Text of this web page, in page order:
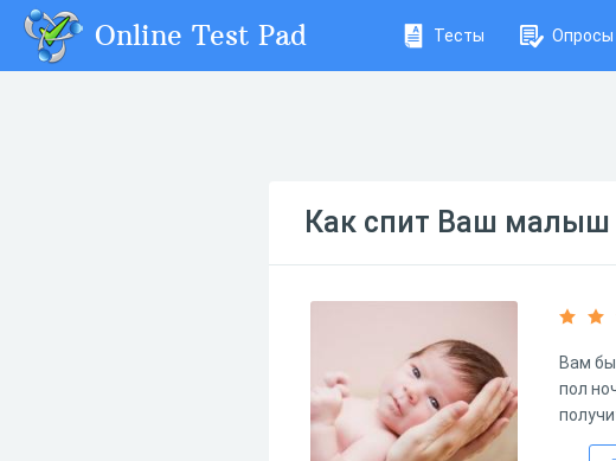
Online Test Pad Тесты Опросы
Как спит Ваш малыш
Вам
пол